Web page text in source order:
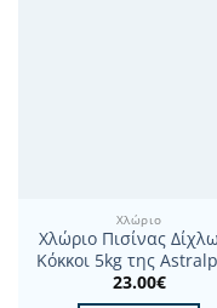
Χλώριο
Χλώριο Πισίνας
Κόκκοι 5kg της
23.00€